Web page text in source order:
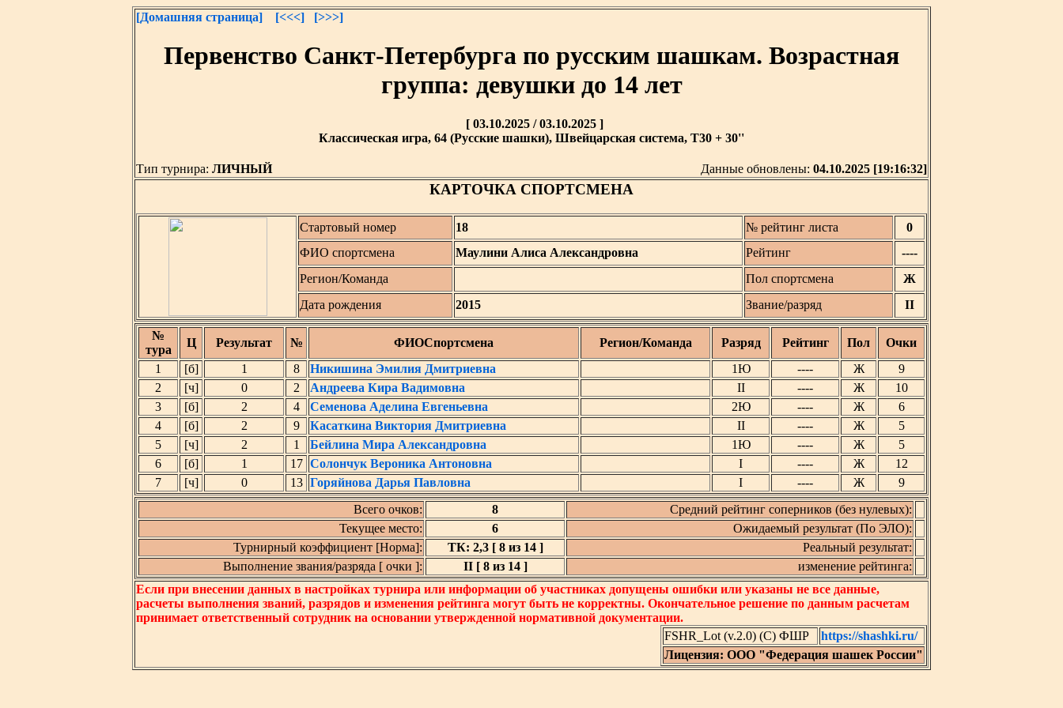
[Домашняя страница] [<<<] [>>>]
Первенство Санкт-Петербурга по русским шашкам. Возрастная
группа: девушки до 14 лет
[ 03.10.2025 / 03.10.2025 ]
Классическая игра, 64 (Русские шашки), Швейцарская система, T30 + 30''
Тип турнира: ЛИЧНЫЙ Данные обновлены: 04.10.2025 [19:16:32]
КАРТОЧКА СПОРТСМЕНА
Стартовый номер 18 № рейтинг листа
0
ФИО спортсмена
Маулини Алиса Александровна Рейтинг
----
Регион/Команда
Пол спортсмена
Ж
Дата рождения
2015 Звание/разряд II
№
тура
Ц Результат № ФИОСпортсмена Регион/Команда Разряд Рейтинг Пол
Очки
1
[б] 1 8 Никишина Эмилия Дмитриевна 1Ю ---- Ж
9
2
[ч] 0 2 Андреева Кира Вадимовна II ---- Ж
10
3
[б] 2 4 Семенова Аделина Евгеньевна 2Ю ---- Ж
6
4
[б] 2 9 Касаткина Виктория Дмитриевна II ---- Ж
5
5
[ч] 2 1 Бейлина Мира Александровна 1Ю ---- Ж
5
6
[б] 1 17 Солончук Вероника Антоновна I ---- Ж
12
7
[ч] 0 13 Горяйнова Дарья Павловна I ---- Ж
9
Всего очков:
8
Средний рейтинг соперников (без нулевых):
Текущее место:
6
Ожидаемый результат (По ЭЛО):
Турнирный коэффициент [Норма]:
ТК: 2,3 [ 8 из 14 ]
Реальный результат:
Выполнение звания/разряда [ очки ]:
II [ 8 из 14 ]
изменение рейтинга:
Если при внесении данных в настройках турнира или информации об участниках допущены ошибки или указаны не все данные,
расчеты выполнения званий, разрядов и изменения рейтинга могут быть не корректны. Окончательное решение по данным расчетам
принимает ответственный сотрудник на основании утвержденной нормативной документации.
FSHR_Lot (v.2.0) (C) ФШР
https://shashki.ru/
Лицензия: ООО "Федерация шашек России"